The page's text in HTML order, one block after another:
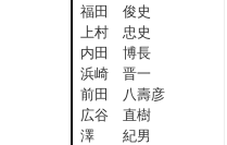
福田 俊史
上村 忠史
内田 博長
浜崎 晋一
前田 八壽彦
広谷 直樹
澤 紀男